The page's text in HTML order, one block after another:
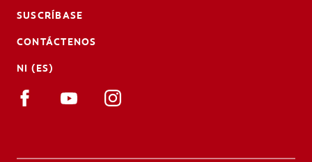
SUSCRÍBASE
CONTÁCTENOS
NI (ES)